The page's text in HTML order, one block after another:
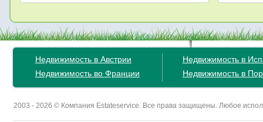
Недвижимость в Австрии
Недвижимость во Франции
Недвижимость в
Недвижимость в
2003 - 2026 © Компания Estateservice. Все права защищены. Любое